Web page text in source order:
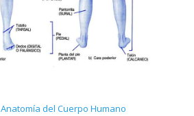
Anatomía del Cuerpo Humano